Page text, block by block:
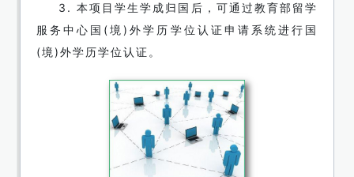
3. 本项目学生学成归国后，可通过教育部留学
服务中心国(境)外学历学位认证申请系统进行国
(境)外学历学位认证。